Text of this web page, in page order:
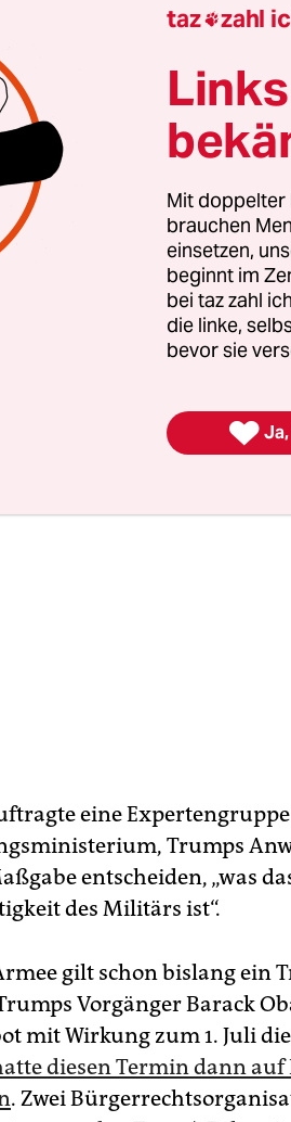
des US-
den Streitkräften Dienst
verhängten
befassen.
das
Transgender mehr in die
Der Rekrutierungsstopp
Tweet im Juli hatte
die Armee dürfe nicht
werden sowie mit der
mit sich bringe.
eine
Trumps
entscheiden, „was
des Militärs ist“.
gilt schon bislang ein
Vorgänger Barack
mit Wirkung zum 1. Juli
diesen Termin dann
. Zwei
taz zahl
Mit doppelter
brauchen
einsetzen,
beginnt im
bei taz zahl
die linke,
bevor sie
